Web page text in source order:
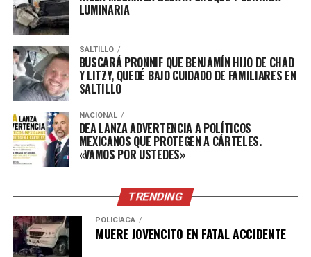
LUMINARIA
SALTILLO
BUSCARÁ PRONNIF QUE BENJAMÍN HIJO DE CHAD
Y LITZY, QUEDÉ BAJO CUIDADO DE FAMILIARES EN
SALTILLO
NACIONAL
DEA LANZA ADVERTENCIA A POLÍTICOS
MEXICANOS QUE PROTEGEN A CÁRTELES.
«VAMOS POR USTEDES»
TRENDING
POLICÍACA
MUERE JOVENCITO EN FATAL ACCIDENTE